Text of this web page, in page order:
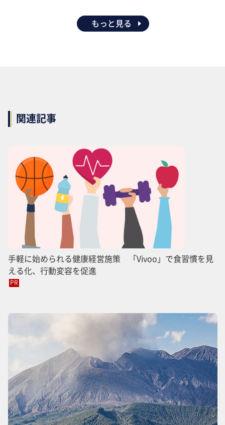
もっと見る
関連記事
手軽に始められる健康経営施策 「Vivoo」で食習慣を見
える化、行動変容を促進
PR